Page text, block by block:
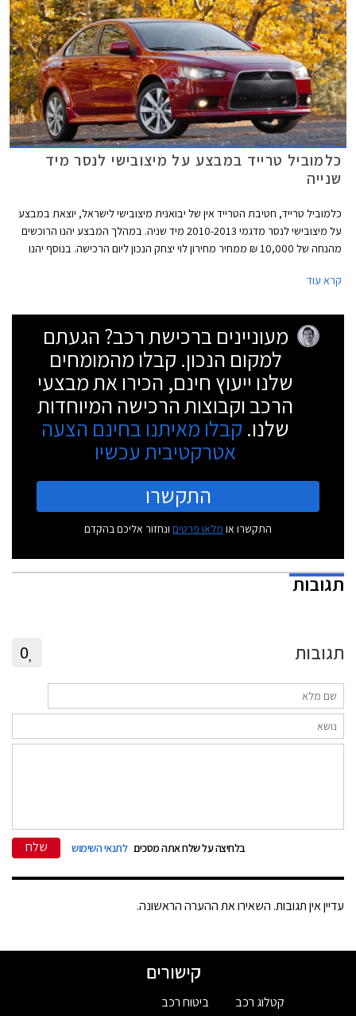
כלמוביל טרייד במבצע על מיצובישי לנסר מיד
שנייה
כלמוביל טרייד, חטיבת הטרייד אין של יבואנית מיצובישי לישראל, יוצאת במבצע
על מיצובישי לנסר מדגמי 2010-2013 מיד שניה. במהלך המבצע יהנו הרוכשים
מהנחה של 10,000 ₪ ממחיר מחירון לוי יצחק הנכון ליום הרכישה. בנוסף יהנו
בהתאם לתנאי המבצע.
קרא עוד
מעוניינים ברכישת רכב? הגעתם
למקום הנכון. קבלו מהמומחים
שלנו ייעוץ חינם, הכירו את מבצעי
הרכב וקבוצות הרכישה המיוחדות
שלנו. קבלו מאיתנו בחינם הצעה
אטרקטיבית עכשיו
התקשרו
התקשרו או מלאו פרטים ונחזור אליכם בהקדם
תגובות
תגובות 0
בלחיצה על שלח אתה מסכים לתנאי השימוש שלח
עדיין אין תגובות. השאירו את ההערה הראשונה.
קישורים
קטלוג רכב
ביטוח רכב